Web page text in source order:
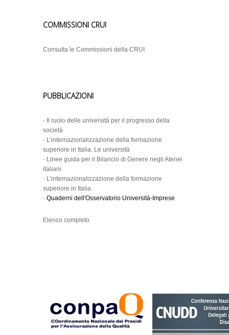
COMMISSIONI CRUI
Consulta le Commissioni della CRUI
PUBBLICAZIONI
-
Il ruolo delle università per il progresso della
società
- L’internazionalizzazione della formazione
superiore in Italia. Le università
- Linee guida per il Bilancio di Genere negli Atenei
italiani
- L’internazionalizzazione della formazione
superiore in Italia.
- Quaderni dell'Osservatorio Università-Imprese
Elenco completo